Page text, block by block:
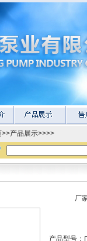
>>产品展示>>>>
厂
产品型号：